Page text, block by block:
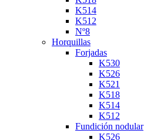
K514
K512
Nº8
Horquillas
Forjadas
K530
K526
K521
K518
K514
K512
Fundición nodular
K526